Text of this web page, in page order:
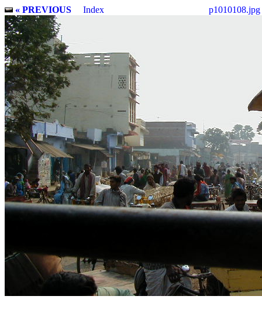
« PREVIOUS Index